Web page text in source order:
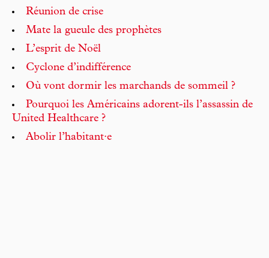
Réunion de crise
Mate la gueule des prophètes
L’esprit de Noël
Cyclone d’indifférence
Où vont dormir les marchands de sommeil ?
Pourquoi les Américains adorent-ils l’assassin de
United Healthcare ?
Abolir l’habitant·e